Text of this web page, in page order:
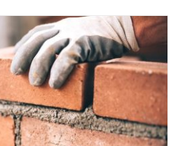
Perencanaan